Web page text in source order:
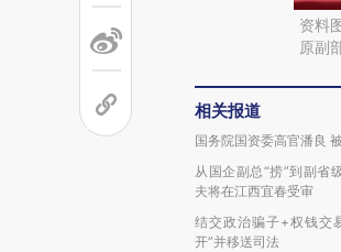
资料
原副
相关报道
国务院国资委高官潘良
从国企副总“捞”到副省
夫将在江西宜春受审
结交政治骗子+权钱交
开”并移送司法